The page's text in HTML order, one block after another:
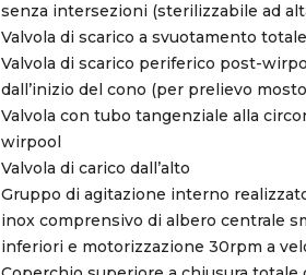
senza intersezioni (sterilizzabile ad
Valvola di scarico a svuotamento totale
Valvola di scarico periferico post-
dall’inizio del cono (per prelievo
Valvola con tubo tangenziale alla
wirpool
Valvola di carico dall’alto
Gruppo di agitazione interno
inox comprensivo di albero centrale
inferiori e motorizzazione 30rpm a